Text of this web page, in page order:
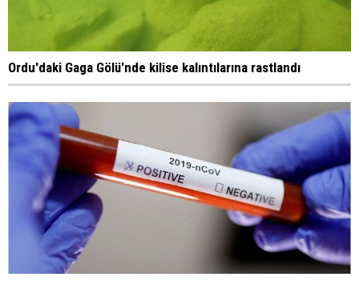
Ordu'daki Gaga Gölü'nde kilise kalıntılarına rastlandı